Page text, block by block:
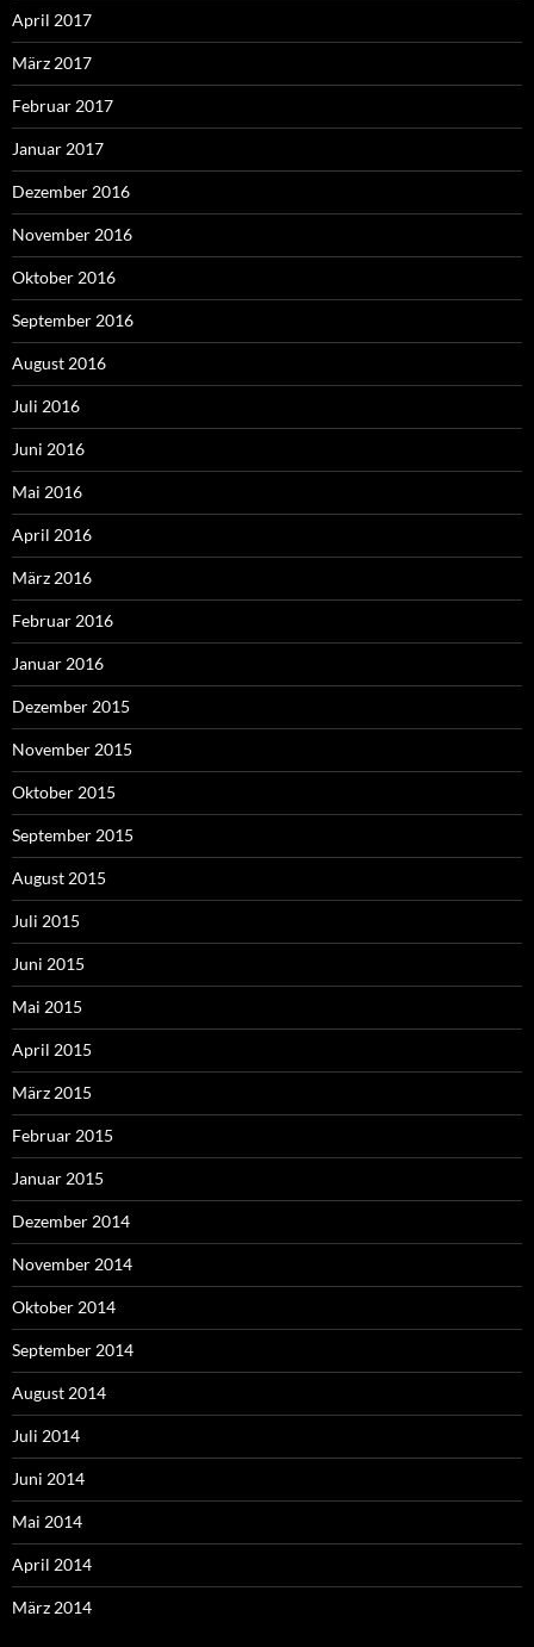
April 2017
März 2017
Februar 2017
Januar 2017
Dezember 2016
November 2016
Oktober 2016
September 2016
August 2016
Juli 2016
Juni 2016
Mai 2016
April 2016
März 2016
Februar 2016
Januar 2016
Dezember 2015
November 2015
Oktober 2015
September 2015
August 2015
Juli 2015
Juni 2015
Mai 2015
April 2015
März 2015
Februar 2015
Januar 2015
Dezember 2014
November 2014
Oktober 2014
September 2014
August 2014
Juli 2014
Juni 2014
Mai 2014
April 2014
März 2014